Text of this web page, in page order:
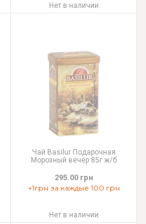
Нет в наличии
Чай Basilur Подарочная
Морозный вечер 85г ж/б
295.00 грн
+1грн за каждые 100 грн
Нет в наличии